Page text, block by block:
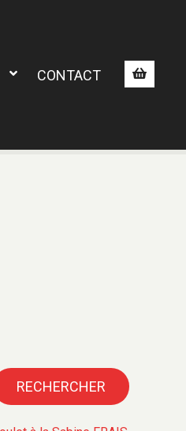
CONTACT
RECHERCHER